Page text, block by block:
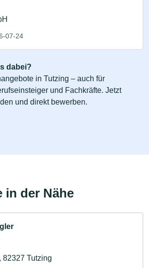
07-24
dabei?
in Tutzing – auch für
und Fachkräfte. Jetzt
und direkt bewerben.
in der Nähe
82327 Tutzing